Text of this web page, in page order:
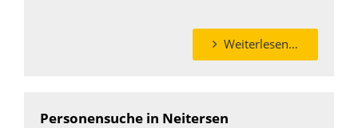
Weiterlesen…
Personensuche in Neitersen